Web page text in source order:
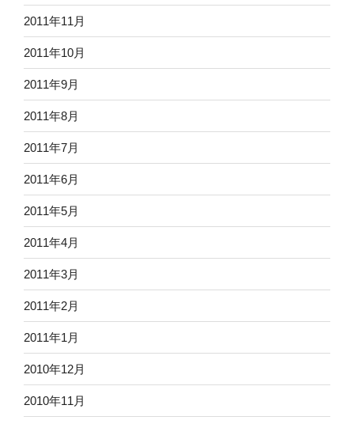
2011年11月
2011年10月
2011年9月
2011年8月
2011年7月
2011年6月
2011年5月
2011年4月
2011年3月
2011年2月
2011年1月
2010年12月
2010年11月